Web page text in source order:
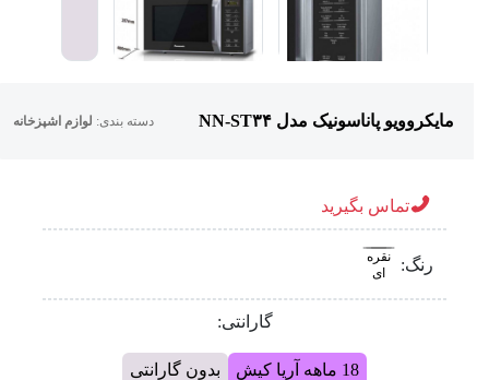
مایکروویو پاناسونیک مدل NN-ST۳۴ دسته بندی:لوازم اشپزخانه
تماس بگیرید
رنگ:
نقره
گارانتی:
18 ماهه آریا کیش بدون گارانتی